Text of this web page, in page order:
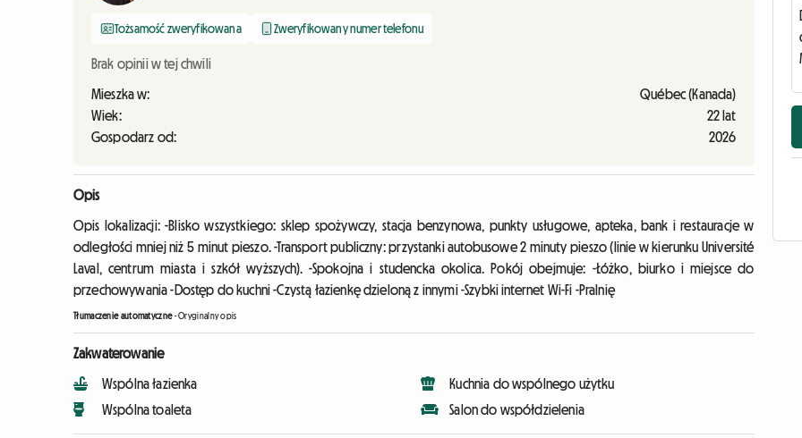
Tożsamość zweryfikowana Zweryfikowany numer telefonu
Brak opinii w tej chwili
Mieszka w:
Québec (Kanada)
Wiek:
22 lat
Gospodarz od:
2026
Opis
Opis lokalizacji: -Blisko wszystkiego: sklep spożywczy, stacja benzynowa, punkty usługowe, apteka, bank i restauracje w
odległości mniej niż 5 minut pieszo. -Transport publiczny: przystanki autobusowe 2 minuty pieszo (linie w kierunku Université
Laval, centrum miasta i szkół wyższych). -Spokojna i studencka okolica. Pokój obejmuje: -Łóżko, biurko i miejsce do
przechowywania -Dostęp do kuchni -Czystą łazienkę dzieloną z innymi -Szybki internet Wi-Fi -Pralnię
Tłumaczenie automatyczne-Oryginalny opis
Zakwaterowanie
Wspólna łazienka
Wspólna toaleta
Kuchnia do wspólnego użytku
Salon do współdzielenia